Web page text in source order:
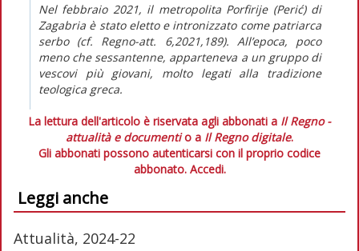
Nel febbraio 2021, il metropolita Porfirije (Perić) di
Zagabria è stato eletto e intronizzato come patriarca
serbo (cf. Regno-att. 6,2021,189). All’epoca, poco
meno che sessantenne, apparteneva a un gruppo di
vescovi più giovani, molto legati alla tradizione
teologica greca.
La lettura dell'articolo è riservata agli abbonati a Il Regno -
attualità e documentio a Il Regno digitale.
Gli abbonati possono autenticarsi con il proprio codice
abbonato. Accedi.
Leggi anche
Attualità, 2024-22